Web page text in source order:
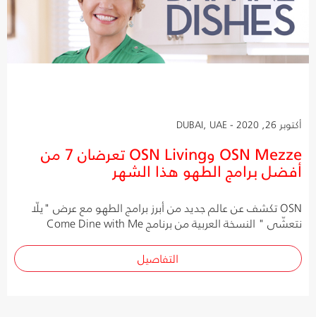
أكتوبر 26, 2020 - DUBAI, UAE
OSN Mezze وOSN Living تعرضان 7 من
أفضل برامج الطهو هذا الشهر
OSN تكشف عن عالم جديد من أبرز برامج الطهو مع عرض "يلّا
نتعشّى " النسخة العربية من برنامج Come Dine with Me
التفاصيل